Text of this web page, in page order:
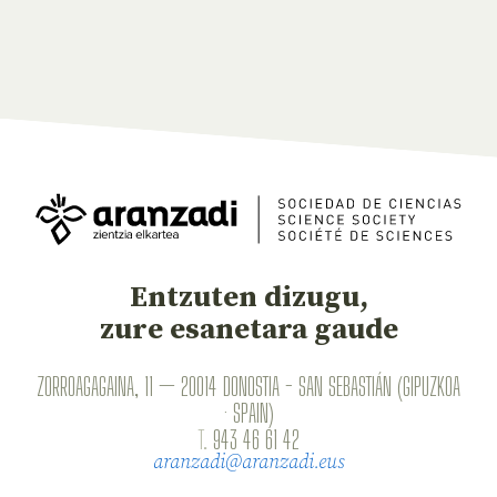
Entzuten dizugu,
zure esanetara gaude
ZORROAGAGAINA, 11 — 20014 DONOSTIA - SAN SEBASTIÁN (GIPUZKOA
· SPAIN)
T. 943 46 61 42
aranzadi@aranzadi.eus